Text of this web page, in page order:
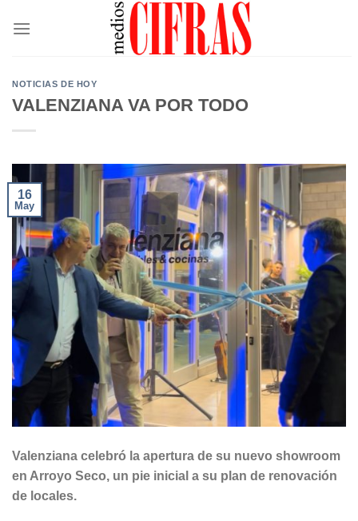
NOTICIAS DE HOY
VALENZIANA VA POR TODO
16
May
Valenziana celebró la apertura de su nuevo showroom
en Arroyo Seco, un pie inicial a su plan de renovación
de locales.